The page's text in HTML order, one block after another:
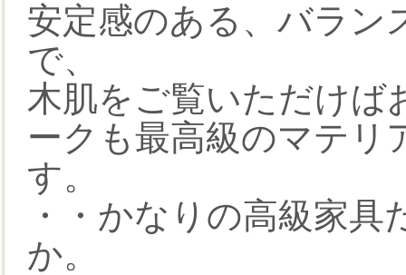
安定感のある、バラン
で、
木肌をご覧いただけば
ークも最高級のマテリ
す。
・・かなりの高級家
か。